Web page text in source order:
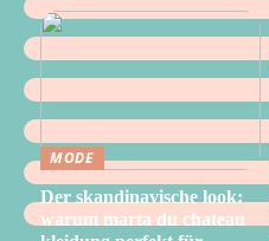
MODE
Der skandinavische look:
warum marta du chateau